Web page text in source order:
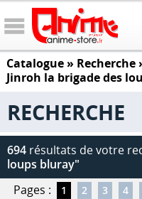
Catalogue» Recherche
Jinroh la brigade des
RECHERCHE
694 résultats de votre
loups bluray"
Pages :
1 2 3 4